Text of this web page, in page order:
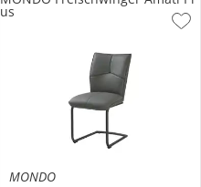
MONDO
us